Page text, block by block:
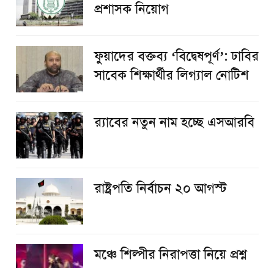
প্রশাসক নিয়োগ
ফুয়াদের বক্তব্য ‘বিদ্বেষপূর্ণ’: ঢাবির
সাবেক শিক্ষার্থীর লিগ্যাল নোটিশ
র‌্যাবের নতুন নাম হচ্ছে এসআরবি
রাষ্ট্রপতি নির্বাচন ২০ আগস্ট
​মঞ্চে শিল্পীর নিরাপত্তা নিয়ে প্রশ্ন